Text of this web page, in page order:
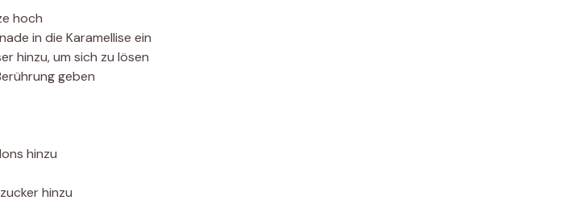
hoch
in die Karamellise ein
hinzu, um sich zu lösen
geben
hinzu
hinzu